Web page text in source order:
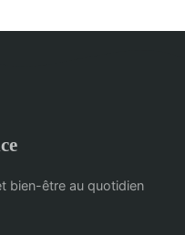
bien-être au quotidien